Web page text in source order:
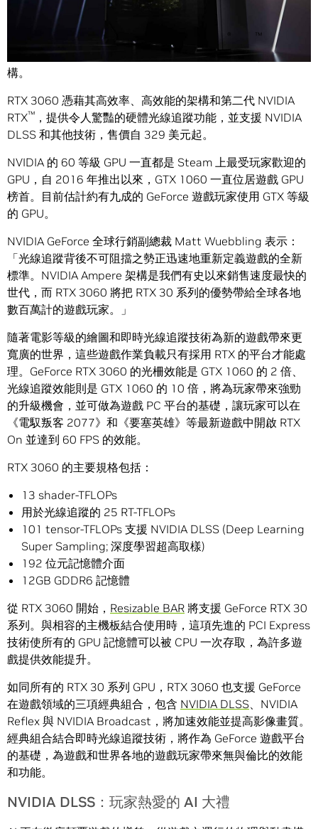
NVIDIA (輝達) 今天宣布將透過全新 GeForce ™
3060
GPU，為全球數百萬計的 PC 玩家帶來 NVIDIA Ampere 架
構。
RTX 3060 憑藉其高效率、高效能的架構和第二代 NVIDIA
RTX™ ，提供令人驚豔的硬體光線追蹤功能，並支援 NVIDIA
DLSS 和其他技術，售價自 329 美元起。
NVIDIA 的 60 等級 GPU 一直都是 Steam 上最受玩家歡迎的
GPU，自 2016 年推出以來，GTX 1060 一直位居遊戲 GPU
榜首。目前估計約有九成的 GeForce 遊戲玩家使用 GTX 等級
的 GPU。
NVIDIA GeForce 全球行銷副總裁 Matt Wuebbling 表示：
「光線追蹤背後不可阻擋之勢正迅速地重新定義遊戲的全新
標準。NVIDIA Ampere 架構是我們有史以來銷售速度最快的
世代，而 RTX 3060 將把 RTX 30 系列的優勢帶給全球各地
數百萬計的遊戲玩家。」
隨著電影等級的繪圖和即時光線追蹤技術為新的遊戲帶來更
寬廣的世界，這些遊戲作業負載只有採用 RTX 的平台才能處
理。GeForce RTX 3060 的光柵效能是 GTX 1060 的 2 倍、
光線追蹤效能則是 GTX 1060 的 10 倍，將為玩家帶來強勁
的升級機會，並可做為遊戲 PC 平台的基礎，讓玩家可以在
《電馭叛客 2077》和《要塞英雄》等最新遊戲中開啟 RTX
On 並達到 60 FPS 的效能。
RTX 3060 的主要規格包括：
13 shader-TFLOPs
用於光線追蹤的 25 RT-TFLOPs
101 tensor-TFLOPs 支援 NVIDIA DLSS (Deep Learning
Super Sampling; 深度學習超高取樣)
192 位元記憶體介面
12GB GDDR6 記憶體
從 RTX 3060 開始， Resizable BAR 將支援 GeForce RTX 30
系列。與相容的主機板結合使用時，這項先進的 PCI Express
技術使所有的 GPU 記憶體可以被 CPU 一次存取，為許多遊
戲提供效能提升。
如同所有的 RTX 30 系列 GPU，RTX 3060 也支援 GeForce
在遊戲領域的三項經典組合，包含 NVIDIA DLSS、NVIDIA
Reflex 與 NVIDIA Broadcast，將加速效能並提高影像畫質。
經典組合結合即時光線追蹤技術，將作為 GeForce 遊戲平台
的基礎，為遊戲和世界各地的遊戲玩家帶來無與倫比的效能
和功能。
NVIDIA DLSS：玩家熱愛的 AI 大禮